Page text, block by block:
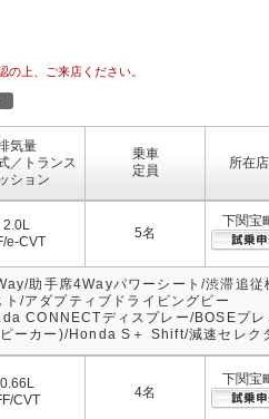
上、ご来店ください。
気量
／トランス
ション
乗車
定員
所在
2.0L
e-CVT
5名
下関宝
助手席4Wayパワーシート/渋滞追従
/アダプティブドライビングビー
CONNECTディスプレー/BOSEプレ
ーカー)/Honda S＋ Shift/減速セレク
0.66L
CVT
4名
下関宝